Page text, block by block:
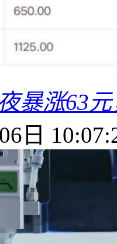
暴涨63
日